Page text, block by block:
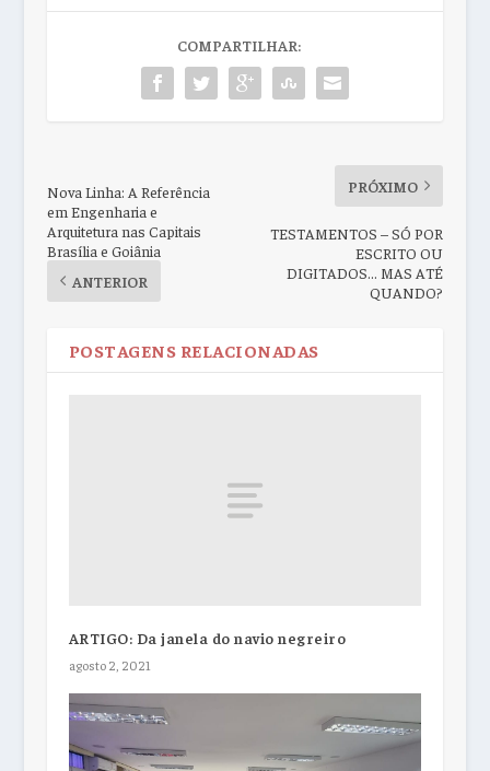
COMPARTILHAR:
Nova Linha: A Referência
em Engenharia e
Arquitetura nas Capitais
Brasília e Goiânia
ANTERIOR
PRÓXIMO
TESTAMENTOS – SÓ POR
ESCRITO OU
DIGITADOS… MAS ATÉ
QUANDO?
POSTAGENS RELACIONADAS
ARTIGO: Da janela do navio negreiro
agosto 2, 2021